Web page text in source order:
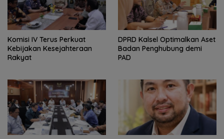
Komisi IV Terus Perkuat
Kebijakan Kesejahteraan
Rakyat
‎DPRD Kalsel Optimalkan Aset
Badan Penghubung demi
PAD